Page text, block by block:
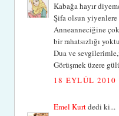
Kabağa hayır
Şifa olsun
Anneanneciğine
bir rahatsızlığı
Dua ve
Görüşmek üzere
18 EYLÜL 2010
Emel Kurtdedi ki...